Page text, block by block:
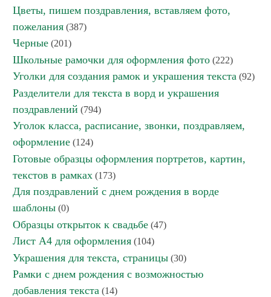
Цветы, пишем поздравления, вставляем фото,
пожелания (387)
Черные (201)
Школьные рамочки для оформления фото (222)
Уголки для создания рамок и украшения текста (92)
Разделители для текста в ворд и украшения
поздравлений (794)
Уголок класса, расписание, звонки, поздравляем,
оформление (124)
Готовые образцы оформления портретов, картин,
текстов в рамках (173)
Для поздравлений с днем рождения в ворде
шаблоны (0)
Образцы открыток к свадьбе (47)
Лист А4 для оформления (104)
Украшения для текста, страницы (30)
Рамки с днем рождения с возможностью
добавления текста (14)